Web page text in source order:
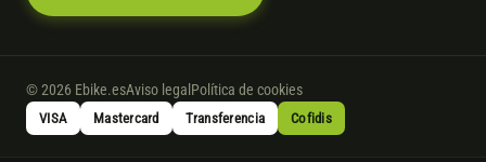
© 2026 Ebike.esAviso legal Política de cookies
VISA Mastercard Transferencia Cofidis